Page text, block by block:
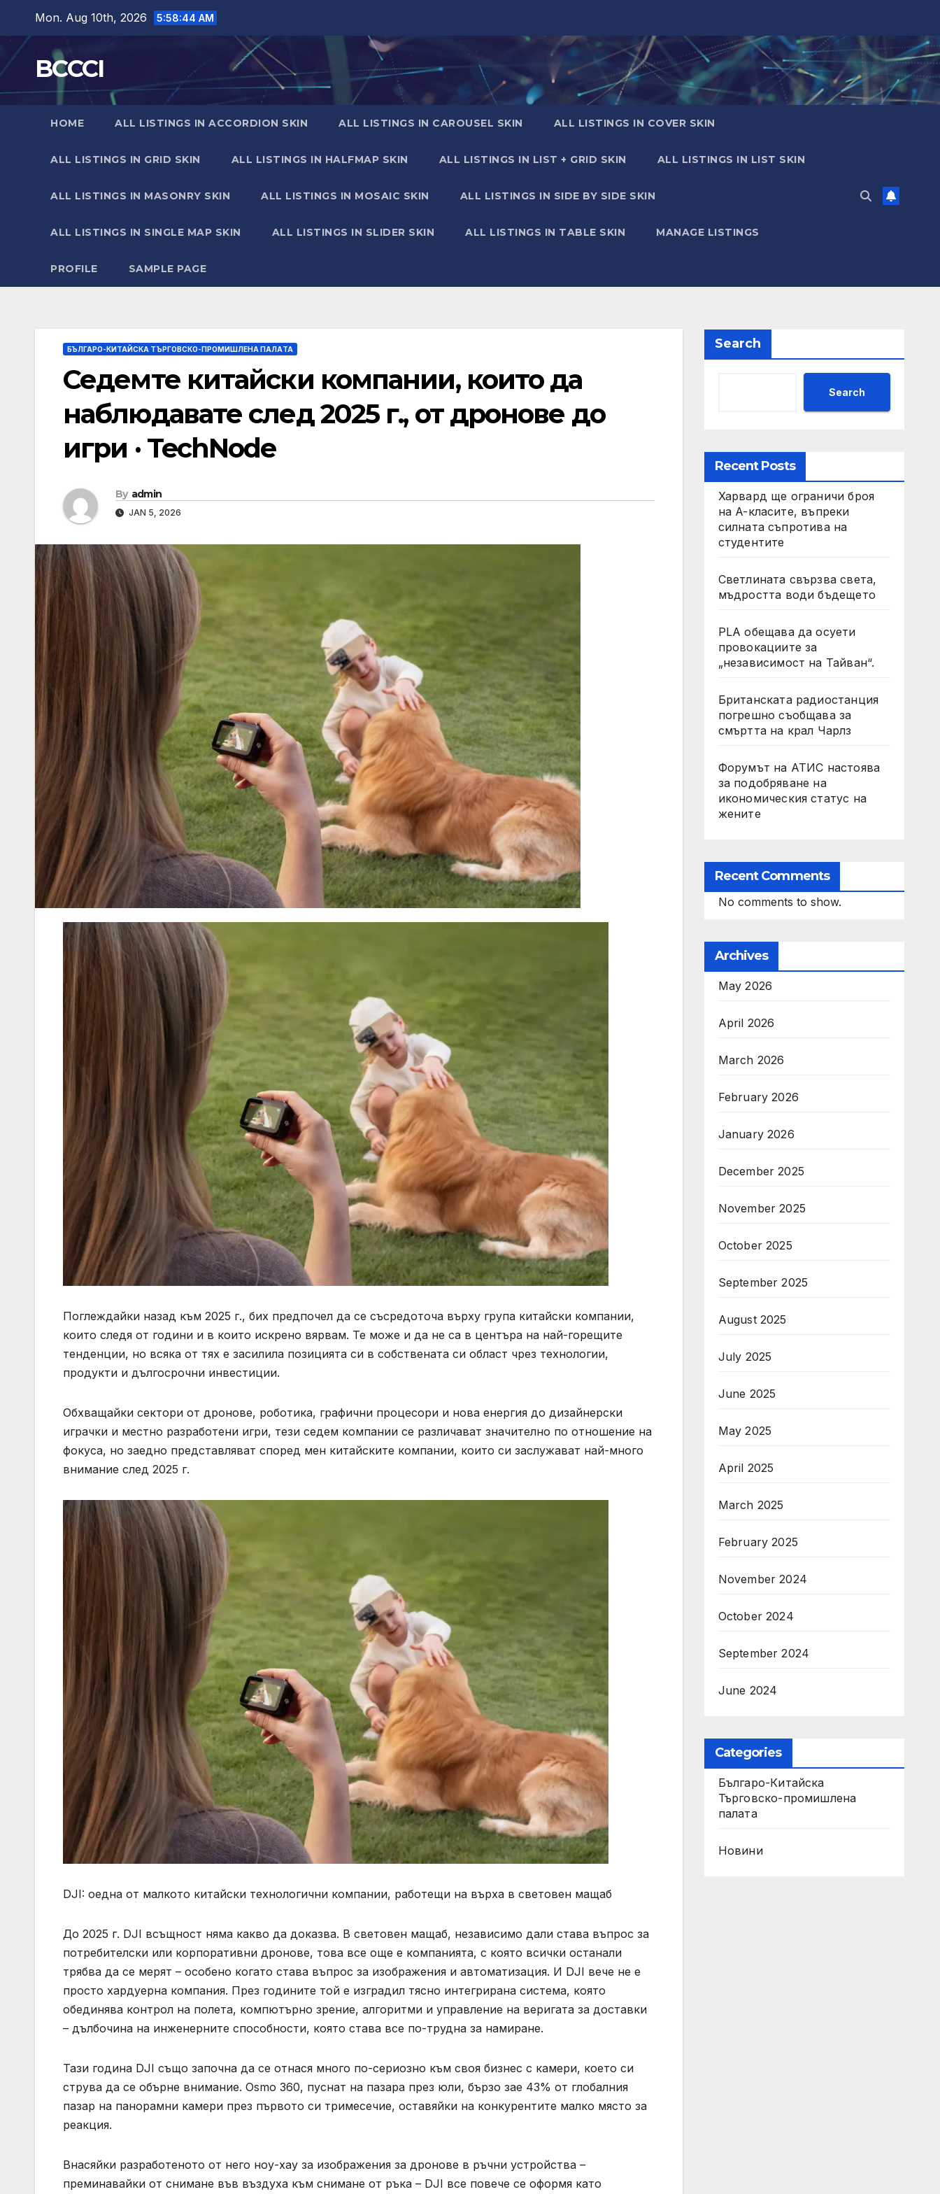
content
Mon. Aug 10th, 2026 5:58:46 AM
BCCCI
HOME ALL LISTINGS IN ACCORDION SKIN ALL LISTINGS IN CAROUSEL SKIN ALL LISTINGS IN COVER SKIN
ALL LISTINGS IN GRID SKIN ALL LISTINGS IN HALFMAP SKIN ALL LISTINGS IN LIST + GRID SKIN ALL LISTINGS IN LIST SKIN
ALL LISTINGS IN MASONRY SKIN ALL LISTINGS IN MOSAIC SKIN ALL LISTINGS IN SIDE BY SIDE SKIN
ALL LISTINGS IN SINGLE MAP SKIN ALL LISTINGS IN SLIDER SKIN ALL LISTINGS IN TABLE SKIN MANAGE LISTINGS
PROFILE SAMPLE PAGE
БЪЛГАРО-КИТАЙСКА ТЪРГОВСКО-ПРОМИШЛЕНА ПАЛAТА
Седемте китайски компании, които да
наблюдавате след 2025 г., от дронове до
игри · TechNode
By admin
JAN 5, 2026
Поглеждайки назад към 2025 г., бих предпочел да се съсредоточа върху група китайски компании,
които следя от години и в които искрено вярвам. Те може и да не са в центъра на най-горещите
тенденции, но всяка от тях е засилила позицията си в собствената си област чрез технологии,
продукти и дългосрочни инвестиции.
Обхващайки сектори от дронове, роботика, графични процесори и нова енергия до дизайнерски
играчки и местно разработени игри, тези седем компании се различават значително по отношение на
фокуса, но заедно представляват според мен китайските компании, които си заслужават най-много
внимание след 2025 г.
DJI: оедна от малкото китайски технологични компании, работещи на върха в световен мащаб
До 2025 г. DJI всъщност няма какво да доказва. В световен мащаб, независимо дали става въпрос за
потребителски или корпоративни дронове, това все още е компанията, с която всички останали
трябва да се мерят – особено когато става въпрос за изображения и автоматизация. И DJI вече не е
просто хардуерна компания. През годините той е изградил тясно интегрирана система, която
обединява контрол на полета, компютърно зрение, алгоритми и управление на веригата за доставки
– дълбочина на инженерните способности, която става все по-трудна за намиране.
Тази година DJI също започна да се отнася много по-сериозно към своя бизнес с камери, което си
струва да се обърне внимание. Osmo 360, пуснат на пазара през юли, бързо зае 43% от глобалния
пазар на панорамни камери през първото си тримесечие, оставяйки на конкурентите малко място за
реакция.
Внасяйки разработеното от него ноу-хау за изображения за дронове в ръчни устройства –
преминавайки от снимане във въздуха към снимане от ръка – DJI все повече се оформя като
Search
Search
Recent Posts
Харвард ще ограничи броя
на A-класите, въпреки
силната съпротива на
студентите
Светлината свързва света,
мъдростта води бъдещето
PLA обещава да осуети
провокациите за
„независимост на Тайван“.
Британската радиостанция
погрешно съобщава за
смъртта на крал Чарлз
Форумът на АТИС настоява
за подобряване на
икономическия статус на
жените
Recent Comments
No comments to show.
Archives
May 2026
April 2026
March 2026
February 2026
January 2026
December 2025
November 2025
October 2025
September 2025
August 2025
July 2025
June 2025
May 2025
April 2025
March 2025
February 2025
November 2024
October 2024
September 2024
June 2024
Categories
Българо-Китайска
Търговско-промишлена
палaта
Новини